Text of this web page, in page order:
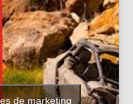
de marketing